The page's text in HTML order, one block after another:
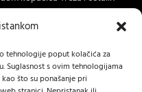
tehnologije poput kolačića za
Suglasnost s ovim tehnologijama
što su ponašanje pri